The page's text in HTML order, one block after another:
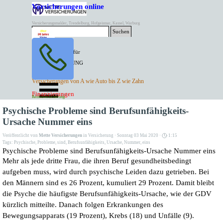
Direkt zum Seiteninhalt
Versicherungen online
Versicherungsmakler, Trendelburg, Hofgeismar, Kassel, Warburg
BESTER PREIS für
SPITZEN LEISTUNG
ANGEBOTE
Versicherungen von A wie Auto bis Z wie Zahn
Kontakt Tel. 05671/7799991
Mette Versicherungen
Suchen
Versicherungen
Finanzierungen
Rentenversicherung
Menü überspringen
Psychische Probleme sind Berufsunfähigkeits-
Ursache Nummer eins
Veröffentlicht von Mette Versicherungen in Versicherung · Sonntag 03 Mai 2020 ·
1:15
Tags: Psychische, Probleme, sind , Berufsunfähigkeits, Ursache, Nummer, eins
Psychische Probleme sind Berufsunfähigkeits-Ursache Nummer eins
Mehr als jede dritte Frau, die ihren Beruf gesundheitsbedingt
aufgeben muss, wird durch psychische Leiden dazu getrieben. Bei
den Männern sind es 26 Prozent, kumuliert 29 Prozent. Damit bleibt
die Psyche die häufigste Berufsunfähigkeits-Ursache, wie der GDV
kürzlich mitteilte. Danach folgen Erkrankungen des
Bewegungsapparats (19 Prozent), Krebs (18) und Unfälle (9).